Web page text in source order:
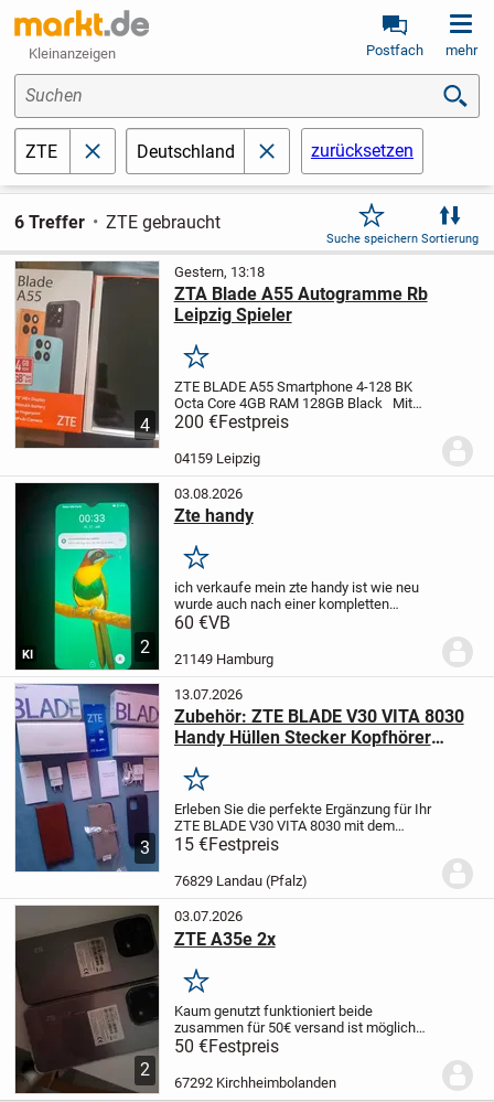
Kleinanzeigen Postfach mehr
Suchen
ZTE schließenDeutschland schließenzurücksetzen
6 Treffer ZTE gebraucht
Suche speichern Sortierung
4
Gestern, 13:18
ZTA Blade A55 Autogramme Rb
Leipzig Spieler
Merken
ZTE BLADE A55 Smartphone 4-128 BK
Octa Core 4GB RAM 128GB Black
Mit
Autogrammen von RB Leipzig Spieliern
z.B. Timo Werner
Produktivität mit dem ZTE Blade A55. Mit
200 €Festpreis
04159 Leipzig
2
KI
03.08.2026
Zte handy
Merken
ich verkaufe mein zte handy ist wie neu
wurde auch nach einer kompletten
reparatur nicht mehr benutz es
es aber nicht mehr bei interesse
60 €VB
21149 Hamburg
3
13.07.2026
Zubehör: ZTE BLADE V30 VITA 8030
Handy Hüllen Stecker Kopfhörer
Merken
Erleben Sie die perfekte Ergänzung für Ihr
ZTE BLADE V30 VITA 8030 mit dem
hochwertigen Zubehörset.
beinhaltet ein praktisches Handbuch und
einen Satz Kopfhörer, die eine
hervorragende...
15 €Festpreis
76829 Landau (Pfalz)
2
03.07.2026
ZTE A35e 2x
Merken
Kaum genutzt funktioniert beide
zusammen für 50€ versand ist möglich
gegen aufpreis von 8 € meldet euch
herzlich gerne
50 €Festpreis
67292 Kirchheimbolanden